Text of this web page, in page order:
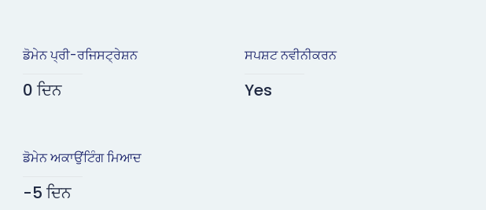
ਡੋਮੇਨ ਪ੍ਰੀ-ਰਜਿਸਟ੍ਰੇਸ਼ਨ
0 ਦਿਨ
ਡੋਮੇਨ ਅਕਾਉਂਟਿੰਗ ਮਿਆਦ
-5 ਦਿਨ
ਸਪਸ਼ਟ ਨਵੀਨੀਕਰਨ
Yes